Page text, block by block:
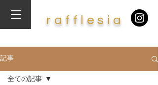
​r af f lesia
記事
全ての記事